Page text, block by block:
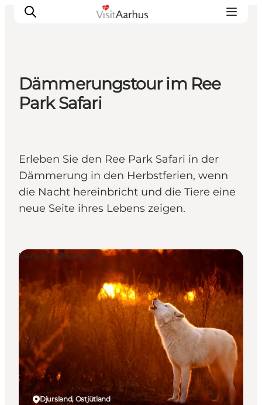
Sehen und erleben
Transport
Dämmerungstour im Ree
Park Safari
Erleben Sie den Ree Park Safari in der
Dämmerung in den Herbstferien, wenn
die Nacht hereinbricht und die Tiere eine
neue Seite ihres Lebens zeigen.
Djursland, Ostjütland
Veranstaltungen